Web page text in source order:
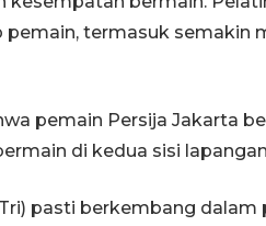
termasuk semakin
pemain Persija Jakarta
di kedua sisi
pasti berkembang